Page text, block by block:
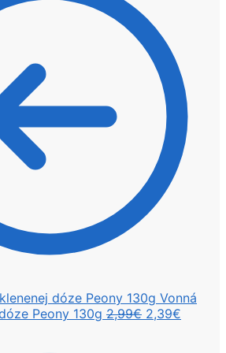
Vonná
Peony 130g 2,99€ Pôvodná
2,39€